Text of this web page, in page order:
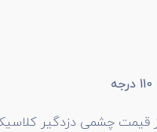
110 درجه
قیمت چشمی دزدگیر